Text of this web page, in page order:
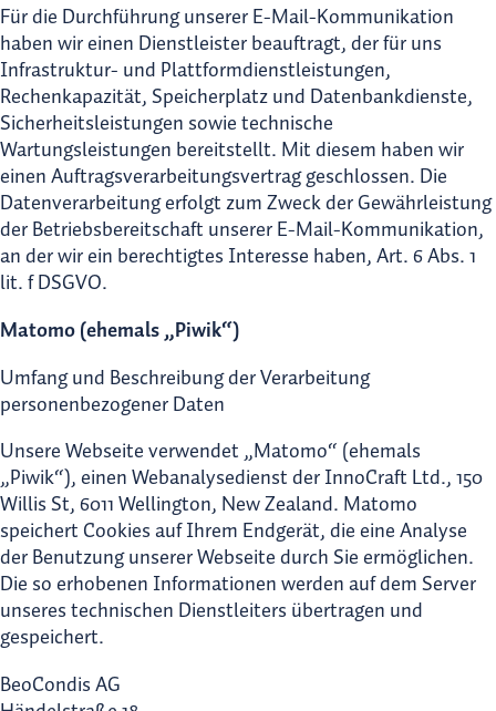
Für die Durchführung unserer E-Mail-Kommunikation
haben wir einen Dienstleister beauftragt, der für uns
Infrastruktur- und Plattformdienstleistungen,
Rechenkapazität, Speicherplatz und Datenbankdienste,
Sicherheitsleistungen sowie technische
Wartungsleistungen bereitstellt. Mit diesem haben wir
einen Auftragsverarbeitungsvertrag geschlossen. Die
Datenverarbeitung erfolgt zum Zweck der Gewährleistung
der Betriebsbereitschaft unserer E-Mail-Kommunikation,
an der wir ein berechtigtes Interesse haben, Art. 6 Abs. 1
lit. f DSGVO.
Matomo (ehemals „Piwik“)
Umfang und Beschreibung der Verarbeitung
personenbezogener Daten
Unsere Webseite verwendet „Matomo“ (ehemals
„Piwik“), einen Webanalysedienst der InnoCraft Ltd., 150
Willis St, 6011 Wellington, New Zealand. Matomo
speichert Cookies auf Ihrem Endgerät, die eine Analyse
der Benutzung unserer Webseite durch Sie ermöglichen.
Die so erhobenen Informationen werden auf dem Server
unseres technischen Dienstleiters übertragen und
gespeichert.
BeoCondis AG